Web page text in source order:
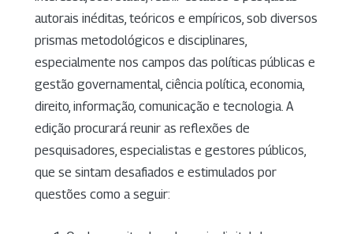
autorais inéditas, teóricos e empíricos, sob diversos
prismas metodológicos e disciplinares,
especialmente nos campos das políticas públicas e
gestão governamental, ciência política, economia,
direito, informação, comunicação e tecnologia. A
edição procurará reunir as reflexões de
pesquisadores, especialistas e gestores públicos,
que se sintam desafiados e estimulados por
questões como a seguir: